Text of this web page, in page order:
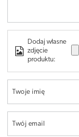
Dodaj własne
zdjęcie
produktu:
Twoje imię
Twój email